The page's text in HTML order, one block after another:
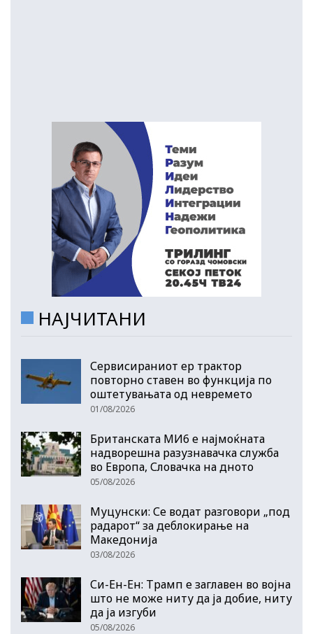
НАЈЧИТАНИ
Сервисираниот ер трактор
повторно ставен во функција по
оштетувањата од невремето
01/08/2026
Британската МИ6 е најмоќната
надворешна разузнавачка служба
во Европа, Словачка на дното
05/08/2026
Муцунски: Се водат разговори „под
радарот“ за деблокирање на
Македонија
03/08/2026
Си-Ен-Ен: Трамп е заглавен во војна
што не може ниту да ја добие, ниту
да ја изгуби
05/08/2026